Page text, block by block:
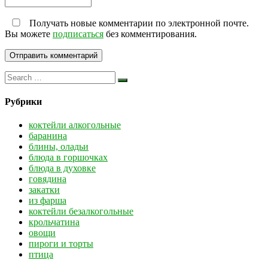
Получать новые комментарии по электронной почте.
Вы можете подписаться без комментирования.
Рубрики
коктейли алкогольные
баранина
блины, оладьи
блюда в горшочках
блюда в духовке
говядина
закатки
из фарша
коктейли безалкогольные
крольчатина
овощи
пироги и торты
птица